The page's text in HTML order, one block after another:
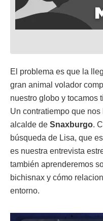
El problema es que la
gran animal volador
nuestro globo y tocamos
Un contratiempo que
alcalde de Snaxburgo.
búsqueda de Lisa, que
es nuestra entrevista
también aprenderemos
bichisnax y cómo
entorno.